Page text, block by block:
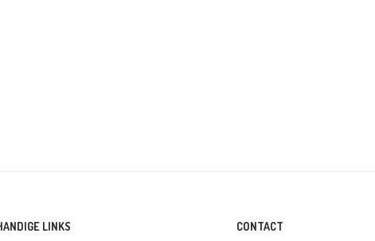
LINKS CONTACT